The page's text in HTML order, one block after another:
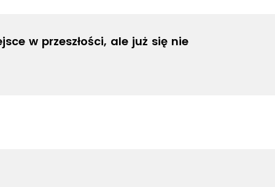
w przeszłości, ale już się nie